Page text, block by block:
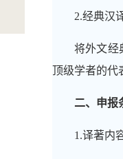
2.经典汉
将外文经
顶级学者的代
二、申报
1.译著内